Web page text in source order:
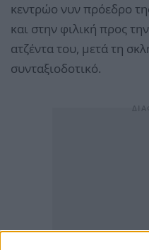
κεντρώο νυν πρόεδρο
και στην φιλική προς
ατζέντα του, μετά τη
συνταξιοδοτικό.